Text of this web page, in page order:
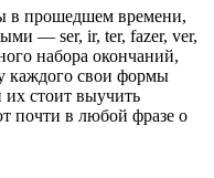
в прошедшем времени,
— ser, ir, ter, fazer, ver,
набора окончаний,
каждого свои формы
стоит выучить
почти в любой фразе о